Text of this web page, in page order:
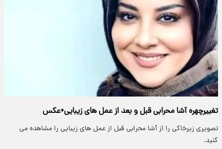
تغییرچهره آشا محرابی قبل و بعد از عمل های زیبایی+عکس
تصویری زیرخاکی را از آشا محرابی قبل از عمل های زیبایی را مشاهده می
کنید.